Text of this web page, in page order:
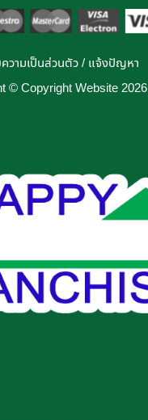
วามเป็นส่วนตัว/ แจ้งปัญหา
© Copyright Website 2026